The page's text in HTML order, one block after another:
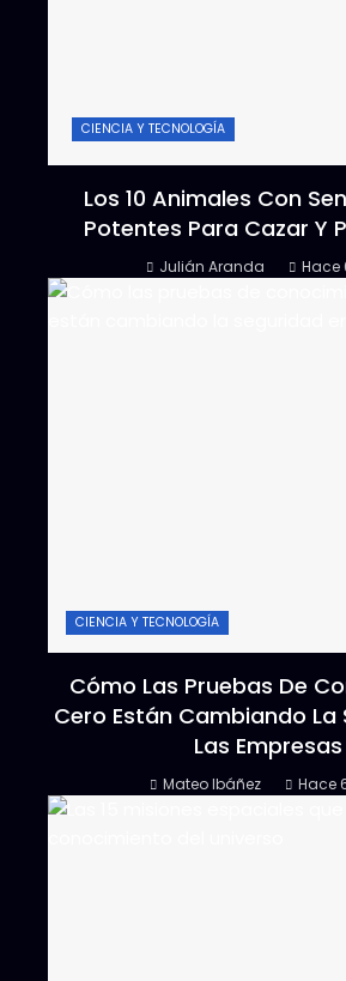
CIENCIA Y TECNOLOGÍA
Los 10 Animales Con
Potentes Para Cazar Y
Julián Aranda Hace
CIENCIA Y TECNOLOGÍA
Cómo Las Pruebas De
Cero Están Cambiando La
Las Empresas
Mateo Ibáñez Hace